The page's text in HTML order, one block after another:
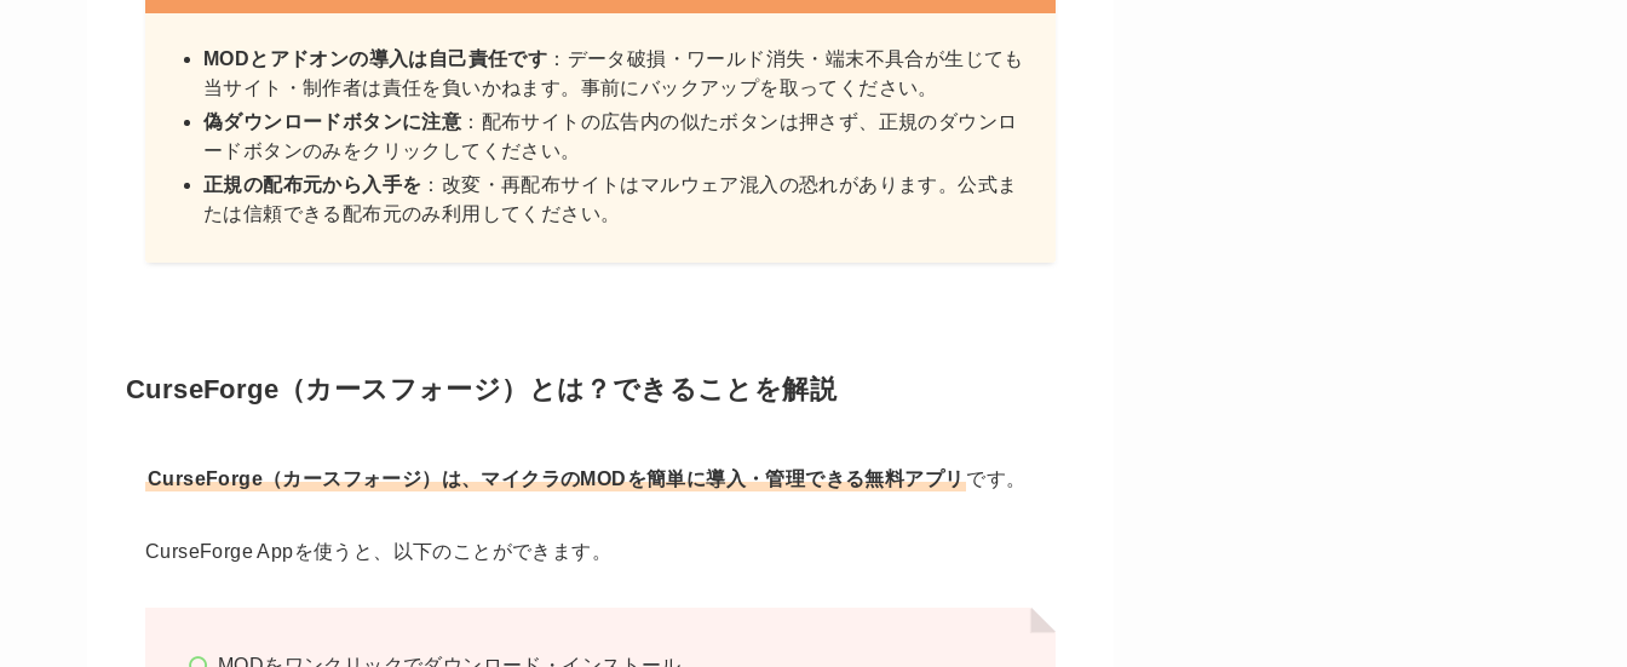
MODとアドオンの導入は自己責任です ：データ破損・ワールド消失・端末不具合が生じても
当サイト・制作者は責任を負いかねます。事前にバックアップを取ってください。
偽ダウンロードボタンに注意 ：配布サイトの広告内の似たボタンは押さず、正規のダウンロ
ードボタンのみをクリックしてください。
正規の配布元から入手を ：改変・再配布サイトはマルウェア混入の恐れがあります。公式ま
たは信頼できる配布元のみ利用してください。
CurseForge（カースフォージ）とは？できることを解説
CurseForge（カースフォージ）は、マイクラのMODを簡単に導入・管理できる無料アプリです。
CurseForge Appを使うと、以下のことができます。